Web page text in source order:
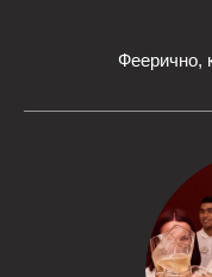
Феерично,